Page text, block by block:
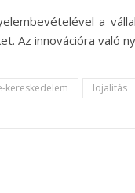
a
Az innovációra való
kereskedelem lojalitás